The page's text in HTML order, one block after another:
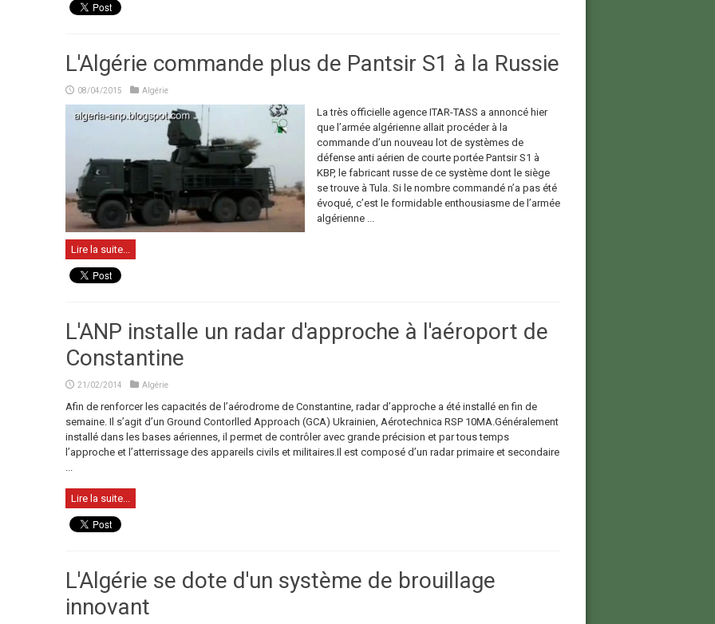
L'Algérie commande plus de Pantsir S1 à la Russie
08/04/2015 Algérie
La très officielle agence ITAR-TASS a annoncé hier
que l’armée algérienne allait procéder à la
commande d’un nouveau lot de systèmes de
défense anti aérien de courte portée Pantsir S1 à
KBP, le fabricant russe de ce système dont le siège
se trouve à Tula. Si le nombre commandé n’a pas été
évoqué, c’est le formidable enthousiasme de l’armée
algérienne ...
Lire la suite...
L'ANP installe un radar d'approche à l'aéroport de
Constantine
21/02/2014 Algérie
Afin de renforcer les capacités de l’aérodrome de Constantine, radar d’approche a été installé en fin de
semaine. Il s’agit d’un Ground Contorlled Approach (GCA) Ukrainien, Aérotechnica RSP 10MA.Généralement
installé dans les bases aériennes, il permet de contrôler avec grande précision et par tous temps
l’approche et l’atterrissage des appareils civils et militaires.Il est composé d’un radar primaire et secondaire
...
Lire la suite...
L'Algérie se dote d'un système de brouillage
innovant